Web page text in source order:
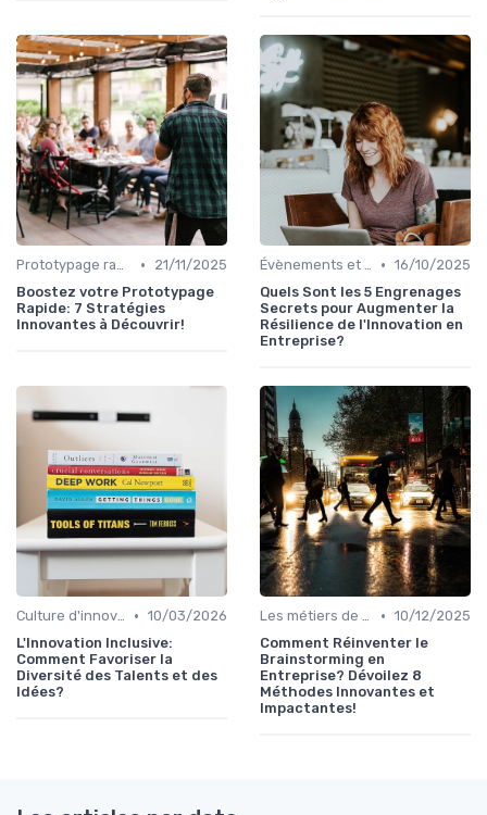
Prototypage rapide •
21/11/2025
Boostez votre Prototypage
Rapide: 7 Stratégies
Innovantes à Découvrir!
Évènements et innovation • 16/10/2025
Quels Sont les 5 Engrenages
Secrets pour Augmenter la
Résilience de l'Innovation en
Entreprise?
Culture d'innovation • 10/03/2026
L'Innovation Inclusive:
Comment Favoriser la
Diversité des Talents et des
Idées?
Les métiers de l'innovation • 10/12/2025
Comment Réinventer le
Brainstorming en
Entreprise? Dévoilez 8
Méthodes Innovantes et
Impactantes!